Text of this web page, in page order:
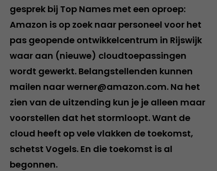
gesprek bij Top Names met een oproep:
Amazon is op zoek naar personeel voor het
pas geopende ontwikkelcentrum in Rijswijk
waar aan (nieuwe) cloudtoepassingen
wordt gewerkt. Belangstellenden kunnen
mailen naar werner@amazon.com. Na het
zien van de uitzending kun je je alleen maar
voorstellen dat het stormloopt. Want de
cloud heeft op vele vlakken de toekomst,
schetst Vogels. En die toekomst is al
begonnen.